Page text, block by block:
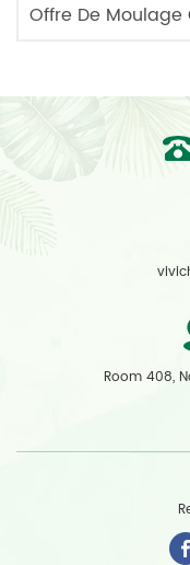
Offre De Moulage
Room 408,